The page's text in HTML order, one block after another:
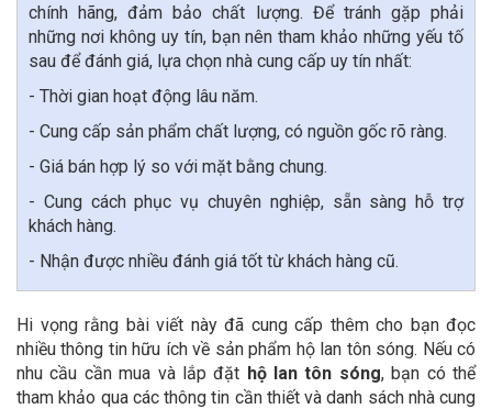
chính hãng, đảm bảo chất lượng. Để tránh gặp phải
những nơi không uy tín, bạn nên tham khảo những yếu tố
sau để đánh giá, lựa chọn nhà cung cấp uy tín nhất:
- Thời gian hoạt động lâu năm.
- Cung cấp sản phẩm chất lượng, có nguồn gốc rõ ràng.
- Giá bán hợp lý so với mặt bằng chung.
- Cung cách phục vụ chuyên nghiệp, sẵn sàng hỗ trợ
khách hàng.
- Nhận được nhiều đánh giá tốt từ khách hàng cũ.
Hi vọng rằng bài viết này đã cung cấp thêm cho bạn đọc
nhiều thông tin hữu ích về sản phẩm hộ lan tôn sóng. Nếu có
nhu cầu cần mua và lắp đặt hộ lan tôn sóng, bạn có thể
tham khảo qua các thông tin cần thiết và danh sách nhà cung